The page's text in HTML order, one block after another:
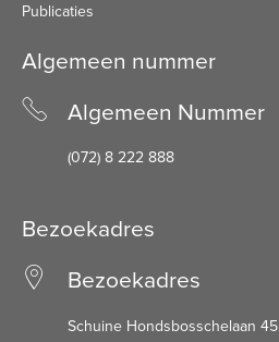
Publicaties
Algemeen nummer
Algemeen Nummer
(072) 8 222 888
Bezoekadres
Bezoekadres
Schuine Hondsbosschelaan 45